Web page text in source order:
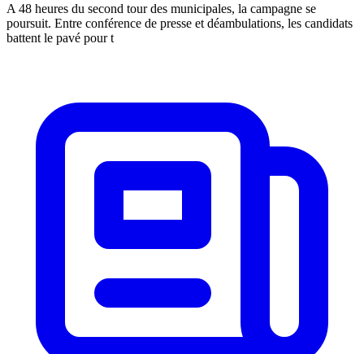
A 48 heures du second tour des municipales, la campagne se
poursuit. Entre conférence de presse et déambulations, les candidats
battent le pavé pour t